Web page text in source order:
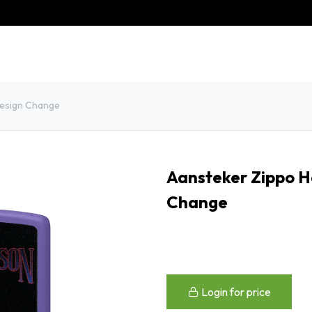
Change
Aansteker Zippo
Change
Login for price